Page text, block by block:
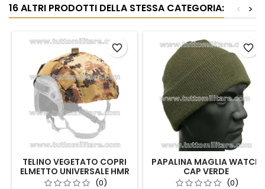
16 ALTRI PRODOTTI DELLA STESSA CATEGORIA: >
<
TELINO VEGETATO COPRI
ELMETTO UNIVERSALE HMR
(0)
favorite_border
PAPALINA MAGLIA WATCH
CAP VERDE
(0)
favorite_border